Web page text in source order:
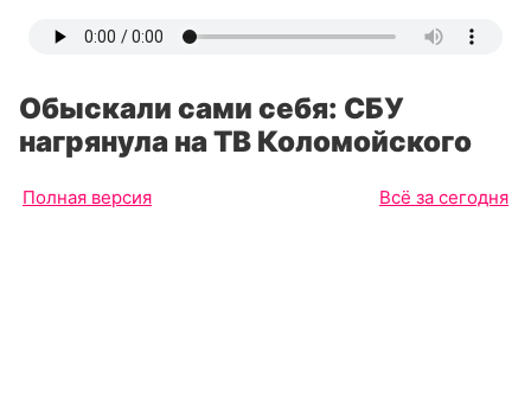
Обыскали сами себя: СБУ
нагрянула на ТВ Коломойского
Полная версия Всё за сегодня